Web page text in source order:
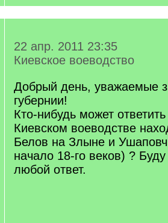
22 апр. 2011 23:35
Киевское воеводство
Добрый день, уважаемые
губернии!
Кто-нибудь может
Киевском воеводстве
Белов на Злыне и
начало 18-го веков) ?
любой ответ.